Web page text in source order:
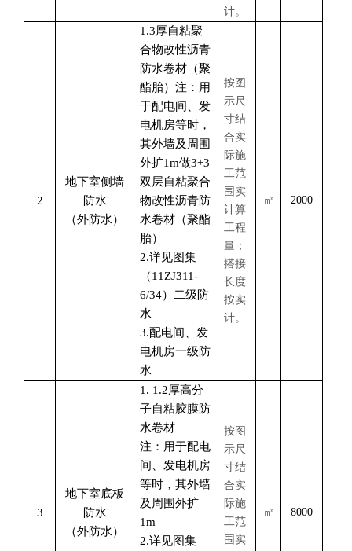
计。
2
地下室侧墙
防水
（外防水）
1.3厚自粘聚
合物改性沥青
防水卷材（聚
酯胎）注：用
于配电间、发
电机房等时，
其外墙及周围
外扩1m做3+3
双层自粘聚合
物改性沥青防
水卷材（聚酯
胎）
2.详见图集
（11ZJ311-
6/34）二级防
水
3.配电间、发
电机房一级防
水
按图
示尺
寸结
合实
际施
工范
围实
计算
工程
量；
搭接
长度
按实
计。
㎡ 2000
3
地下室底板
防水
（外防水）
1. 1.2厚高分
子自粘胶膜防
水卷材
注：用于配电
间、发电机房
等时，其外墙
及周围外扩
1m
2.详见图集
按图
示尺
寸结
合实
际施
工范
围实
㎡ 8000